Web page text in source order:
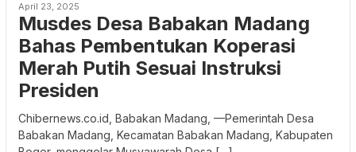
April 23, 2025
Musdes Desa Babakan Madang
Bahas Pembentukan Koperasi
Merah Putih Sesuai Instruksi
Presiden
Chibernews.co.id, Babakan Madang, —Pemerintah Desa
Babakan Madang, Kecamatan Babakan Madang, Kabupaten